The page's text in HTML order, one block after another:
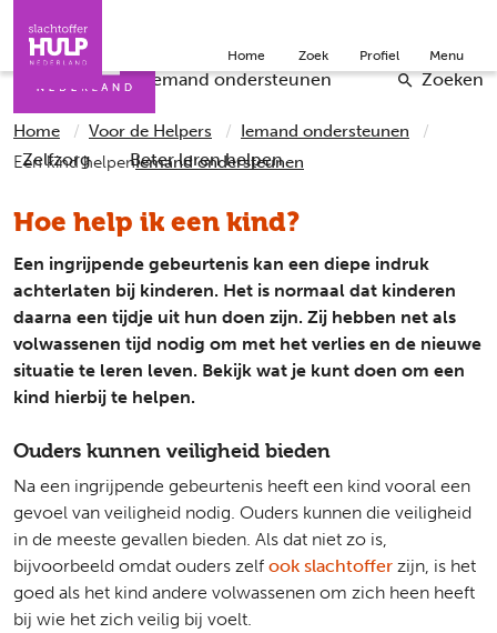
Iemand helpen Doneer English
Checklists Iemand ondersteunen
Zelfzorg Beter leren helpen
Zoeken
Home Zoek Profiel Menu
Home Voor de Helpers
Iemand ondersteunen
Een kind helpenIemand ondersteunen
Hoe help ik een kind?
Een ingrijpende gebeurtenis kan een diepe indruk
achterlaten bij kinderen. Het is normaal dat kinderen
daarna een tijdje uit hun doen zijn. Zij hebben net als
volwassenen tijd nodig om met het verlies en de nieuwe
situatie te leren leven. Bekijk wat je kunt doen om een
kind hierbij te helpen.
Ouders kunnen veiligheid bieden
Na een ingrijpende gebeurtenis heeft een kind vooral een
gevoel van veiligheid nodig. Ouders kunnen die veiligheid
in de meeste gevallen bieden. Als dat niet zo is,
bijvoorbeeld omdat ouders zelf ook slachtoffer zijn, is het
goed als het kind andere volwassenen om zich heen heeft
bij wie het zich veilig bij voelt.